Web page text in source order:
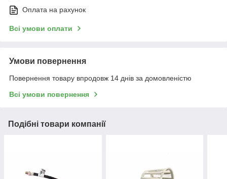
Оплата на рахунок
Всі умови оплати
Умови повернення
Повернення товару впродовж 14 днів за домовленістю
Всі умови повернення
Подібні товари компанії